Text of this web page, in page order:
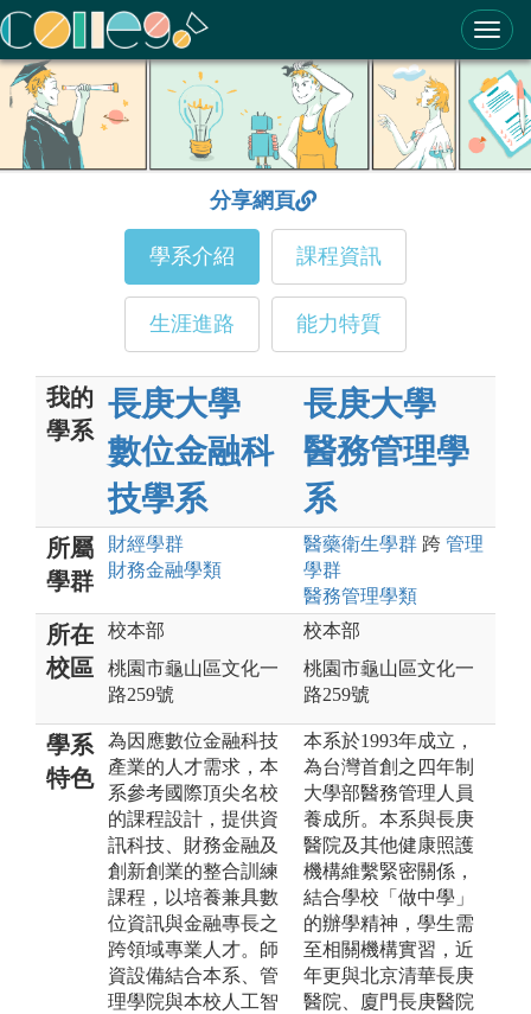
ColleGo! 大學選才與高中育才輔助系統
分享網頁
學系介紹 課程資訊
生涯進路 能力特質
我的
學系
長庚大學
數位金融科
技學系
長庚大學
醫務管理學
系
所屬
學群
財經學群
財務金融學類
醫藥衛生學群 跨 管理
學群
醫務管理學類
所在
校區
校本部
桃園市龜山區文化一
路259號
校本部
桃園市龜山區文化一
路259號
學系
特色
為因應數位金融科技
產業的人才需求，本
系參考國際頂尖名校
的課程設計，提供資
訊科技、財務金融及
創新創業的整合訓練
課程，以培養兼具數
位資訊與金融專長之
跨領域專業人才。師
資設備結合本系、管
理學院與本校人工智
本系於1993年成立，
為台灣首創之四年制
大學部醫務管理人員
養成所。本系與長庚
醫院及其他健康照護
機構維繫緊密關係，
結合學校「做中學」
的辦學精神，學生需
至相關機構實習，近
年更與北京清華長庚
醫院、廈門長庚醫院